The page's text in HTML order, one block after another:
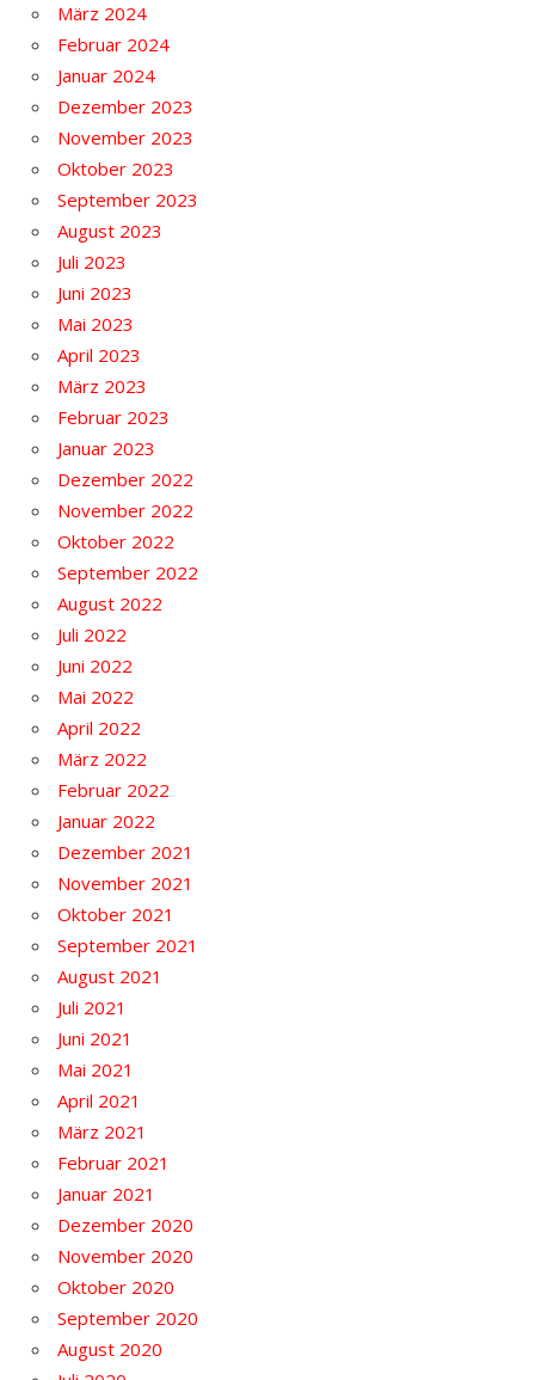
März 2024
Februar 2024
Januar 2024
Dezember 2023
November 2023
Oktober 2023
September 2023
August 2023
Juli 2023
Juni 2023
Mai 2023
April 2023
März 2023
Februar 2023
Januar 2023
Dezember 2022
November 2022
Oktober 2022
September 2022
August 2022
Juli 2022
Juni 2022
Mai 2022
April 2022
März 2022
Februar 2022
Januar 2022
Dezember 2021
November 2021
Oktober 2021
September 2021
August 2021
Juli 2021
Juni 2021
Mai 2021
April 2021
März 2021
Februar 2021
Januar 2021
Dezember 2020
November 2020
Oktober 2020
September 2020
August 2020